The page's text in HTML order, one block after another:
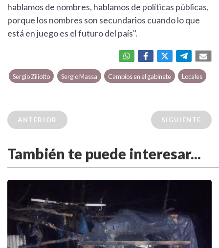
hablamos de nombres, hablamos de políticas públicas,
porque los nombres son secundarios cuando lo que
está en juego es el futuro del país".
Sergio Ziliotto Sergio Massa Cambios en el gabinete Locales
ANTERIOR SIGUIENTE
También te puede interesar...